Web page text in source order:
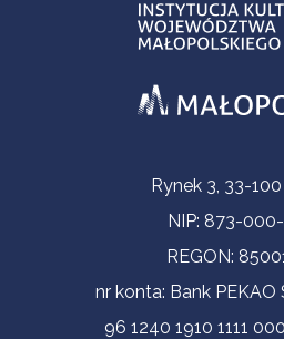
Informacje kontaktowe
Rynek 3, 33-
NIP: 873-
REGON:
nr konta: Bank
96 1240 1910 1111